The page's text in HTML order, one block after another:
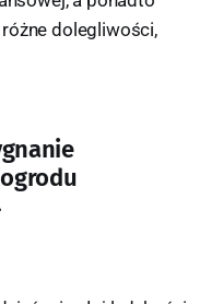
dolegliwości,